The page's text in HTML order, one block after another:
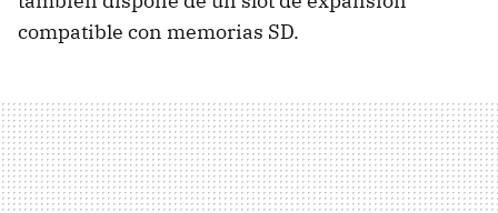
compatible con memorias SD.